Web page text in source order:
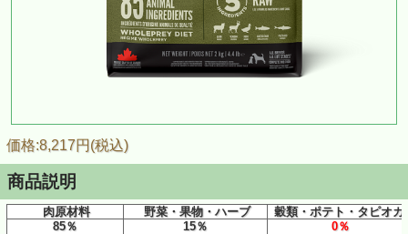
価格:8,217円(税込)
商品説明
肉原材料 野菜・果物・ハーブ
穀類・ポテト・タピオカ
85％
15％ 0％